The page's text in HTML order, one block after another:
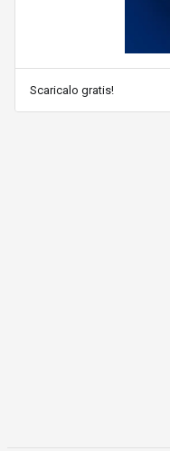
Scaricalo gratis!